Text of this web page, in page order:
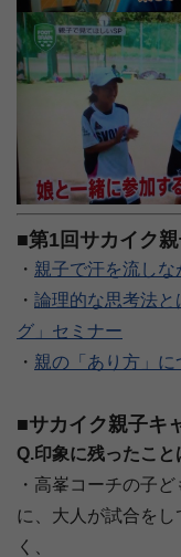
■第1回サカイク
・ 親子で汗を流し
・ 論理的な思考法
グ」セミナー
・ 親の「あり方」
■サカイク親子キ
Q.印象に残ったこと
・高峯コーチの子
に、大人が試合を
く、